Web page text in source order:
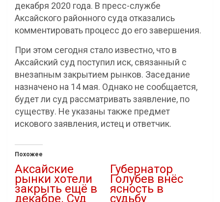
декабря 2020 года. В пресс-службе
Аксайского районного суда отказались
комментировать процесс до его завершения.
При этом сегодня стало известно, что в
Аксайский суд поступил иск, связанный с
внезапным закрытием рынков. Заседание
назначено на 14 мая. Однако не сообщается,
будет ли суд рассматривать заявление, по
существу. Не указаны также предмет
искового заявления, истец и ответчик.
Похожее
Аксайские
рынки хотели
закрыть ещё в
декабре. Суд
Губернатор
Голубев внёс
ясность в
судьбу